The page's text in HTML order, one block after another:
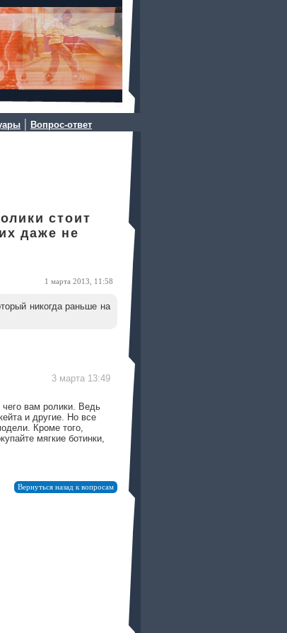
| Вопрос-ответ
стоит
даже не
1 марта 2013, 11:58
никогда раньше на
3 марта 13:49
вам ролики. Ведь
и другие. Но все
Кроме того,
мягкие ботинки,
Вернуться назад к вопросам